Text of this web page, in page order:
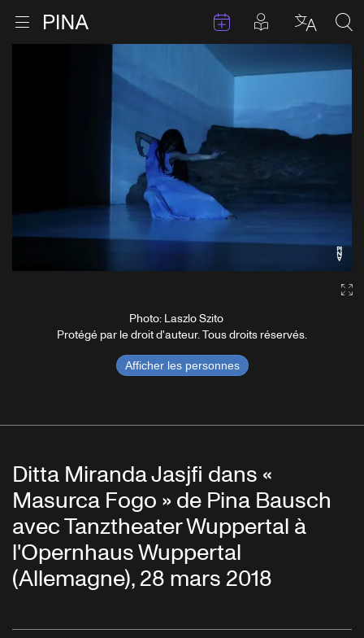
Ouvrir le menu Retour à la page d'accueil Évenements
Articles en
Photo: Laszlo Szito
Protégé par le droit d'auteur. Tous droits réservés.
Afficher les personnes
Ditta Miranda Jasjfi dans «
Masurca Fogo » de Pina Bausch
avec Tanztheater Wuppertal à
l'Opernhaus Wuppertal
(Allemagne), 28 mars 2018